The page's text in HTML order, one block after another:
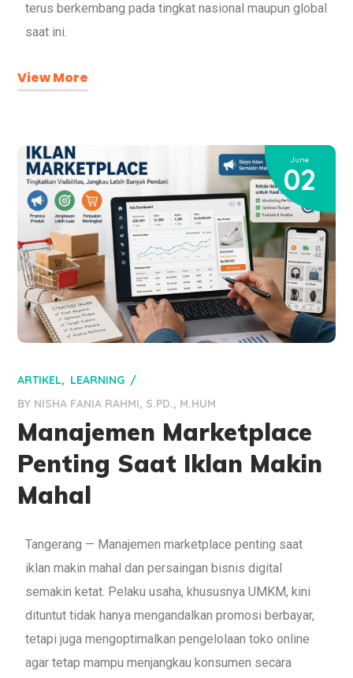
terus berkembang pada tingkat nasional maupun global
saat ini.
View More
June
02
ARTIKEL
LEARNING
BY NISHA FANIA RAHMI, S.PD., M.HUM
Manajemen Marketplace
Penting Saat Iklan Makin
Mahal
Tangerang — Manajemen marketplace penting saat
iklan makin mahal dan persaingan bisnis digital
semakin ketat. Pelaku usaha, khususnya UMKM, kini
dituntut tidak hanya mengandalkan promosi berbayar,
tetapi juga mengoptimalkan pengelolaan toko online
agar tetap mampu menjangkau konsumen secara